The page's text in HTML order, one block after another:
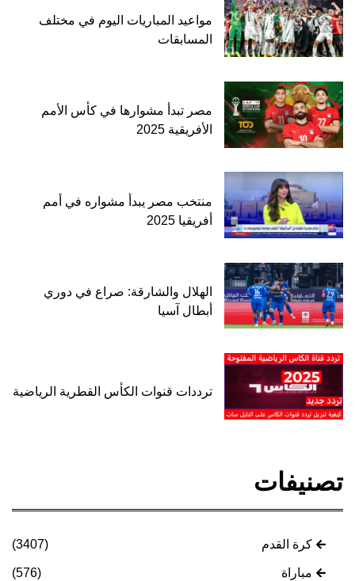
مواعيد المباريات اليوم في مختلف
المسابقات
مصر تبدأ مشوارها في كأس الأمم
الأفريقية 2025
منتخب مصر يبدأ مشواره في أمم
أفريقيا 2025
الهلال والشارقة: صراع في دوري
أبطال آسيا
ترددات قنوات الكأس القطرية الرياضية
تصنيفات
كرة القدم (3407)
مباراة (576)